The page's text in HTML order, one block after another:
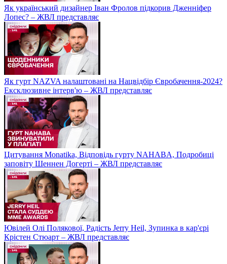
Як український дизайнер Іван Фролов підкорив Дженніфер
Лопес? – ЖВЛ представляє
Як гурт NAZVA налаштовані на Нацвідбір Євробачення-2024?
Ексклюзивне інтерв'ю – ЖВЛ представляє
Цитування Monatikа, Відповідь гурту NAHABA, Подробиці
заповіту Шеннен Догерті – ЖВЛ представляє
Ювілей Олі Полякової, Радість Jerry Heil, Зупинка в кар'єрі
Крістен Стюарт – ЖВЛ представляє